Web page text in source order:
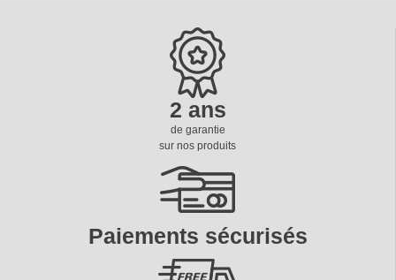
6.3 mm
Séparé
2 ans
de garantie
sur nos produits
Paiements sécurisés